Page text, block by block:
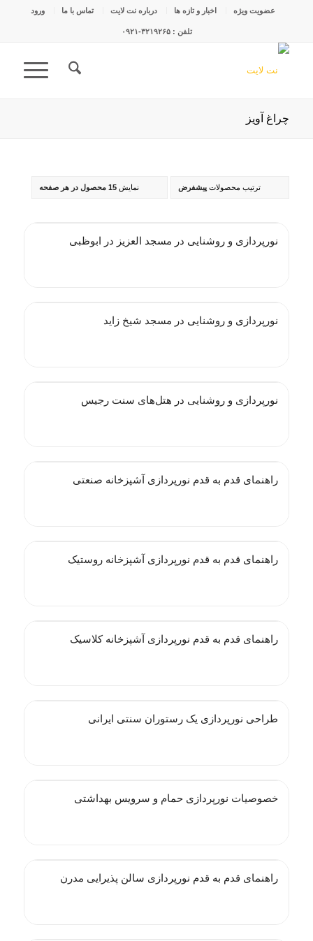
عضویت ویژه اخبار و تازه ها درباره نت لایت تماس با ما ورود
تلفن : ۳۲۱۹۲۶۵-۰۹۲۱
چراغ آویز
ترتیب محصولات پیشفرض نمایش 15 محصول در هر صفحه
نورپردازی و روشنایی در مسجد العزیز در ابوظبی
نورپردازی و روشنایی در مسجد شیخ زاید
نورپردازی و روشنایی در هتل‌های سنت رجیس
راهنمای قدم به قدم نورپردازی آشپزخانه صنعتی
راهنمای قدم به قدم نورپردازی آشپزخانه روستیک
راهنمای قدم به قدم نورپردازی آشپزخانه کلاسیک
طراحی نورپردازی یک رستوران سنتی ایرانی
خصوصیات نورپردازی حمام و سرویس بهداشتی
راهنمای قدم به قدم نورپردازی سالن پذیرایی مدرن